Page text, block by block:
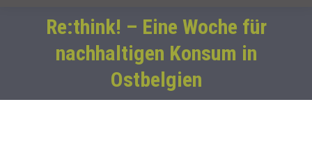
Re:think! – Eine Woche für
nachhaltigen Konsum in
Ostbelgien
Sie befinden sich hier: